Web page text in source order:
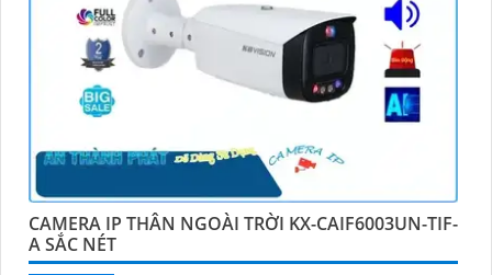
CAMERA IP THÂN NGOÀI TRỜI KX-CAIF6003UN-TIF-
A SẮC NÉT